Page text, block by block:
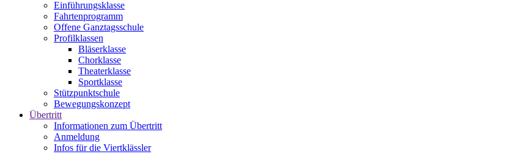
Einführungsklasse
Fahrtenprogramm
Offene Ganztagsschule
Profilklassen
Bläserklasse
Chorklasse
Theaterklasse
Sportklasse
Stützpunktschule
Bewegungskonzept
Übertritt
Informationen zum Übertritt
Anmeldung
Infos für die Viertklässler